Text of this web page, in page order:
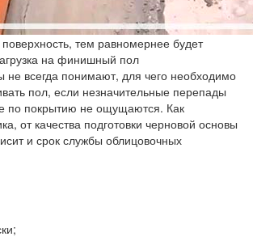
тем равномернее будет
на финишный пол
всегда понимают, для чего необходимо
пол, если незначительные перепады
по покрытию не ощущаются. Как
от качества подготовки черновой основы
и срок службы облицовочных